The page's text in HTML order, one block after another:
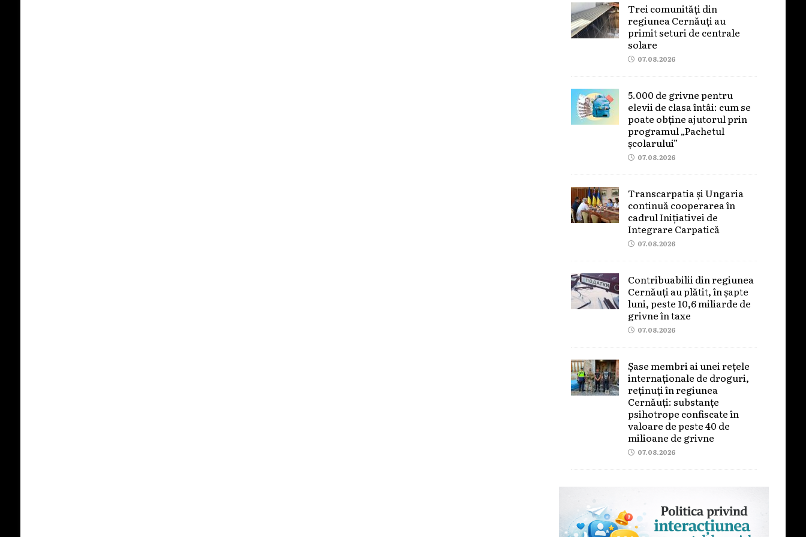
Trei comunități din
regiunea Cernăuți au
primit seturi de centrale
solare
07.08.2026
5.000 de grivne pentru
elevii de clasa întâi: cum se
poate obține ajutorul prin
programul „Pachetul
școlarului”
07.08.2026
Transcarpatia și Ungaria
continuă cooperarea în
cadrul Inițiativei de
Integrare Carpatică
07.08.2026
Contribuabilii din regiunea
Cernăuți au plătit, în șapte
luni, peste 10,6 miliarde de
grivne în taxe
07.08.2026
Șase membri ai unei rețele
internaționale de droguri,
reținuți în regiunea
Cernăuți: substanțe
psihotrope confiscate în
valoare de peste 40 de
milioane de grivne
07.08.2026